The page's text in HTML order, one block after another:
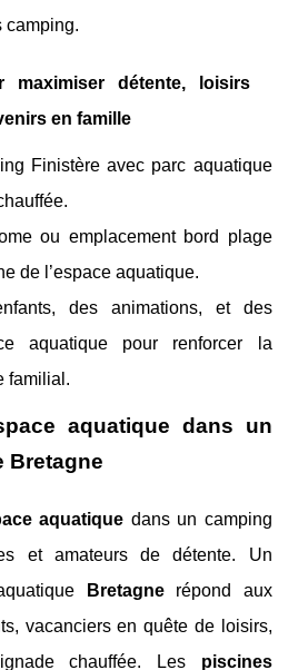
camping.
maximiser détente, loisirs
en famille
Finistère avec parc aquatique
ou emplacement bord plage
de l’espace aquatique.
des animations, et des
aquatique pour renforcer la
familial.
aquatique dans un
Bretagne
aquatique dans un camping
et amateurs de détente. Un
Bretagnerépond aux
vacanciers en quête de loisirs,
chauffée. Les piscines